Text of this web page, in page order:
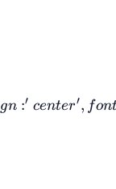
gn :′ center′, fon